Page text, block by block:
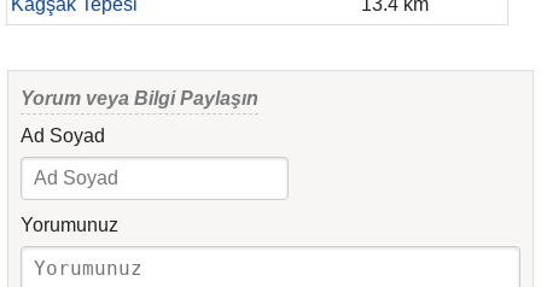
Kağşak Tepesi
13.4 km
Yorum veya Bilgi Paylaşın
Ad Soyad
Yorumunuz